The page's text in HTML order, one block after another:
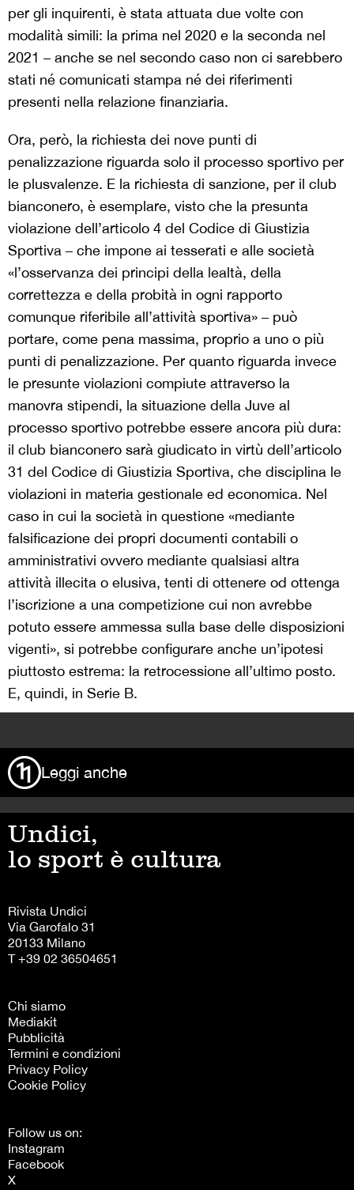
per gli inquirenti, è stata attuata due volte con
modalità simili: la prima nel 2020 e la seconda nel
2021 – anche se nel secondo caso non ci sarebbero
stati né comunicati stampa né dei riferimenti
presenti nella relazione finanziaria.
Ora, però, la richiesta dei nove punti di
penalizzazione riguarda solo il processo sportivo per
le plusvalenze. E la richiesta di sanzione, per il club
bianconero, è esemplare, visto che la presunta
violazione dell’articolo 4 del Codice di Giustizia
Sportiva – che impone ai tesserati e alle società
«l’osservanza dei principi della lealtà, della
correttezza e della probità in ogni rapporto
comunque riferibile all’attività sportiva» – può
portare, come pena massima, proprio a uno o più
punti di penalizzazione. Per quanto riguarda invece
le presunte violazioni compiute attraverso la
manovra stipendi, la situazione della Juve al
processo sportivo potrebbe essere ancora più dura:
il club bianconero sarà giudicato in virtù dell’articolo
31 del Codice di Giustizia Sportiva, che disciplina le
violazioni in materia gestionale ed economica. Nel
caso in cui la società in questione «mediante
falsificazione dei propri documenti contabili o
amministrativi ovvero mediante qualsiasi altra
attività illecita o elusiva, tenti di ottenere od ottenga
l’iscrizione a una competizione cui non avrebbe
potuto essere ammessa sulla base delle disposizioni
vigenti», si potrebbe configurare anche un’ipotesi
piuttosto estrema: la retrocessione all’ultimo posto.
E, quindi, in Serie B.
Leggi anche
Undici,
lo sport è cultura
Rivista Undici
Via Garofalo 31
20133 Milano
T +39 02 36504651
Chi siamo
Mediakit
Pubblicità
Termini e condizioni
Privacy Policy
Cookie Policy
Follow us on:
Instagram
Facebook
X